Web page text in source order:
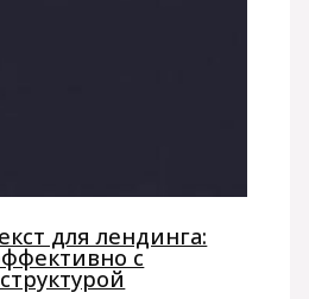
для лендинга:
с